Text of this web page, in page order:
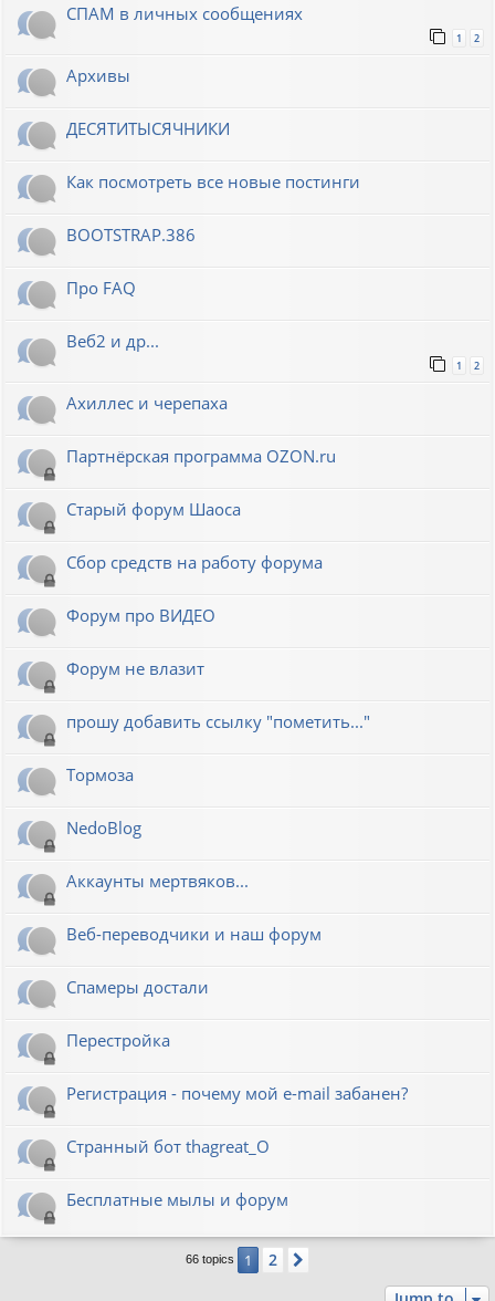
СПАМ в личных сообщениях
1 2
Архивы
ДЕСЯТИТЫСЯЧНИКИ
Как посмотреть все новые постинги
BOOTSTRAP.386
Про FAQ
Веб2 и др...
1 2
Ахиллес и черепаха
Партнёрская программа OZON.ru
Старый форум Шаоса
Сбор средств на работу форума
Форум про ВИДЕО
Форум не влазит
прошу добавить ссылку "пометить..."
Тормоза
NedoBlog
Аккаунты мертвяков...
Веб-переводчики и наш форум
Спамеры достали
Перестройка
Регистрация - почему мой e-mail забанен?
Странный бот thagreat_O
Бесплатные мылы и форум
66 topics 1 2